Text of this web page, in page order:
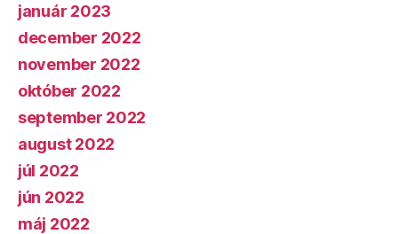
január 2023
december 2022
november 2022
október 2022
september 2022
august 2022
júl 2022
jún 2022
máj 2022